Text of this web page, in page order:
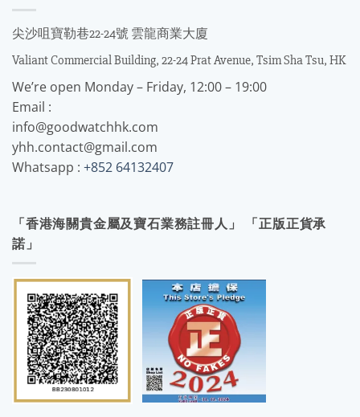
尖沙咀寶勒巷22-24號 雲龍商業大廈
Valiant Commercial Building, 22-24 Prat Avenue, Tsim Sha Tsu, HK
We’re open Monday – Friday, 12:00 – 19:00
Email :
info@goodwatchhk.com
yhh.contact@gmail.com
Whatsapp : +852 64132407
「香港海關貴金屬及寶石業務註冊人」 「正版正貨承
諾」